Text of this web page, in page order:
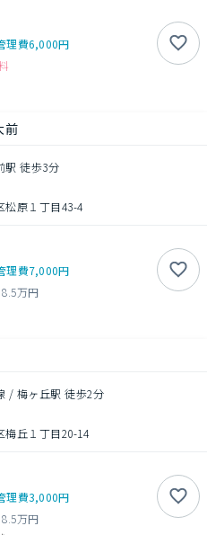
理費6,000円
前
駅 徒歩3分
松原１丁目43-4
理費7,000円
8.5万円
/ 梅ヶ丘駅 徒歩2分
梅丘１丁目20-14
理費3,000円
8.5万円